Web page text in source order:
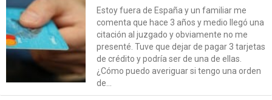
Estoy fuera de España y un familiar me
comenta que hace 3 años y medio llegó una
citación al juzgado y obviamente no me
presenté. Tuve que dejar de pagar 3 tarjetas
de crédito y podría ser de una de ellas.
¿Cómo puedo averiguar si tengo una orden
de...